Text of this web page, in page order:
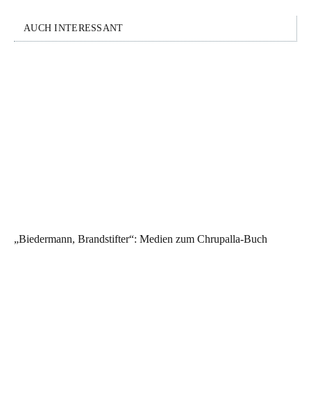
AUCH INTERESSANT
„Biedermann, Brandstifter“: Medien zum Chrupalla-Buch